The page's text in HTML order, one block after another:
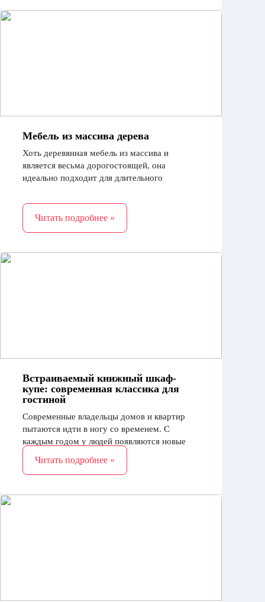
Мебель из массива дерева
Хоть деревянная мебель из массива и
является весьма дорогостоящей, она
идеально подходит для длительного
быть использована для различных вариантов
отделки
Читать подробнее »
Встраиваемый книжный шкаф-
купе: современная классика для
гостиной
Современные владельцы домов и квартир
пытаются идти в ногу со временем. С
каждым годом у людей появляются новые
удовлетворены, несмотря на скромный
Читать подробнее »